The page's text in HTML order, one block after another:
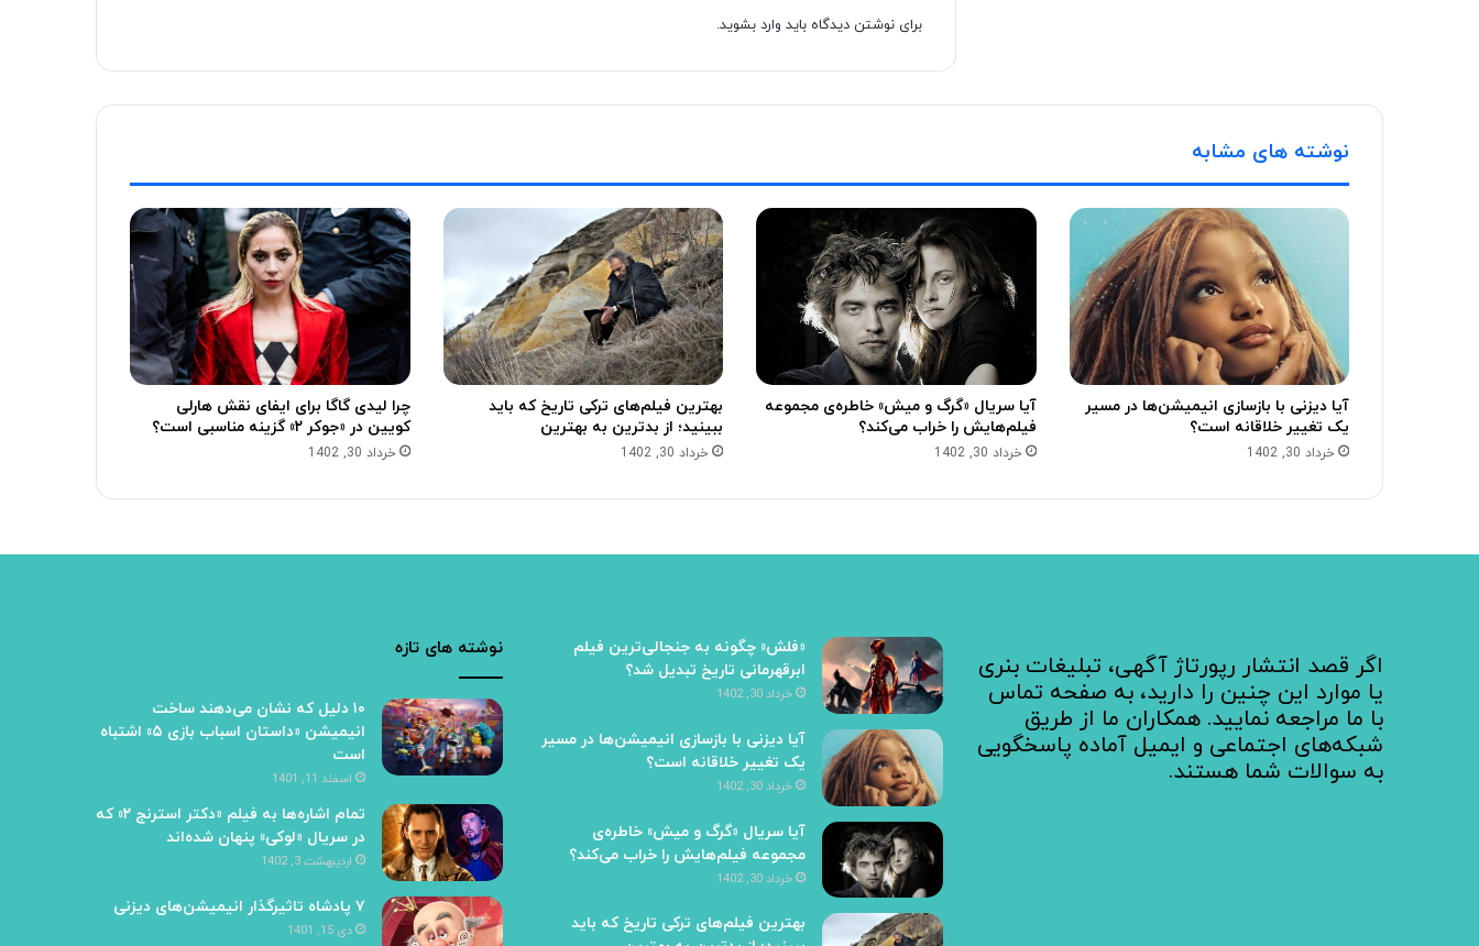
برای نوشتن دیدگاه باید وارد بشوید.
نوشته های مشابه
آیا دیزنی با بازسازی انیمیشن‌ها در مسیر
یک تغییر خلاقانه است؟
خرداد 30, 1402
آیا سریال «گرگ و میش» خاطره‌ی مجموعه‌
فیلم‌هایش را خراب می‌کند؟
خرداد 30, 1402
بهترین فیلم‌های ترکی تاریخ که باید
ببینید؛ از بدترین به بهترین
خرداد 30, 1402
چرا لیدی گاگا برای ایفای نقش هارلی
کویین در «جوکر ۲» گزینه مناسبی است؟
خرداد 30, 1402
اگر قصد انتشار رپورتاژ آگهی، تبلیغات بنری
یا موارد این چنین را دارید، به صفحه تماس
با ما مراجعه نمایید. همکاران ما از طریق
شبکه‌های اجتماعی و ایمیل آماده پاسخگویی
به سوالات شما هستند.
«فلش» چگونه به جنجالی‌ترین فیلم
ابرقهرمانی تاریخ تبدیل شد؟
خرداد 30, 1402
آیا دیزنی با بازسازی انیمیشن‌ها در مسیر
یک تغییر خلاقانه است؟
خرداد 30, 1402
آیا سریال «گرگ و میش» خاطره‌ی
مجموعه‌ فیلم‌هایش را خراب می‌کند؟
خرداد 30, 1402
بهترین فیلم‌های ترکی تاریخ که باید
نوشته های تازه
۱۰ دلیل که نشان می‌دهند ساخت
انیمیشن «داستان اسباب بازی ۵» اشتباه
است
اسفند 11, 1401
تمام اشاره‌ها به فیلم «دکتر استرنج‌ ۲» که
در سریال «لوکی» پنهان شده‌اند
اردیبهشت 3, 1402
۷ پادشاه تاثیرگذار انیمیشن‌های دیزنی
دی 15, 1401